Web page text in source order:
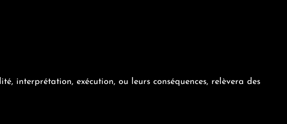
interprétation, exécution, ou leurs conséquences, relèvera des